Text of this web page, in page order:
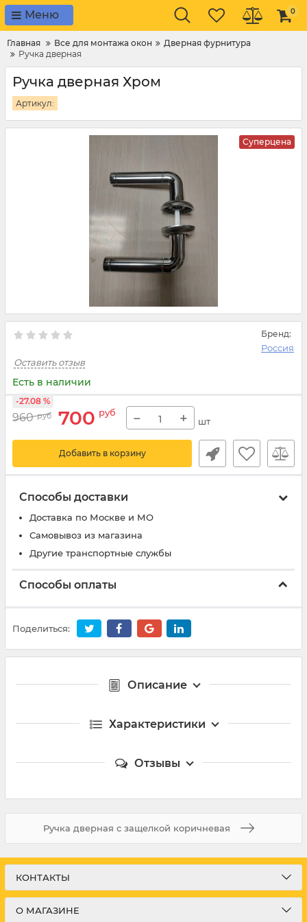
Меню 0
Главная Все для монтажа окон
Дверная фурнитура
Ручка дверная
Ручка дверная Хром
Артикул:
Суперцена
Бренд:
Россия
Оставить отзыв
Есть в наличии
960 руб 700 руб
-27.08 %
− + шт
Добавить в корзину
Способы доставки
Доставка по Москве и МО
Самовывоз из магазина
Другие транспортные службы
Способы оплаты
Поделиться:
Описание
Характеристики
Отзывы
Ручка дверная с защелкой коричневая
КОНТАКТЫ
О МАГАЗИНЕ